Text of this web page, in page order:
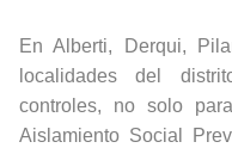
En Alberti, Derqui,
localidades del
controles, no solo
Aislamiento Social